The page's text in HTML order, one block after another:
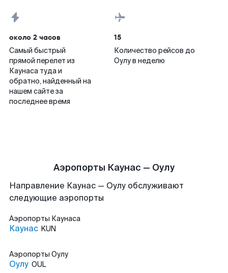
около 2 часов
Самый быстрый
прямой перелет из
Каунаса туда и
обратно, найденный на
нашем сайте за
последнее время
15
Количество рейсов до
Оулу в неделю
Аэропорты Каунас — Оулу
Направление Каунас — Оулу обслуживают
следующие аэропорты
Аэропорты Каунаса
Каунас KUN
Аэропорты Оулу
Оулу OUL